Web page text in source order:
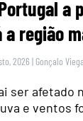
a
região
2026 | Gonçalo
ser afetado
e ventos